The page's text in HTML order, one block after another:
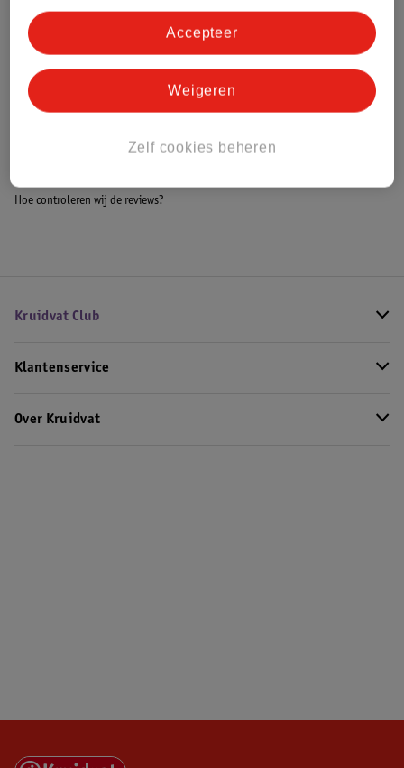
Bestel & Bezorginformatie
Bekijk ook
Alle Scheermesjes
Hoe controleren wij de reviews?
Kruidvat Club
Klantenservice
Over Kruidvat
Zelf cookies beheren
Weigeren
Accepteer